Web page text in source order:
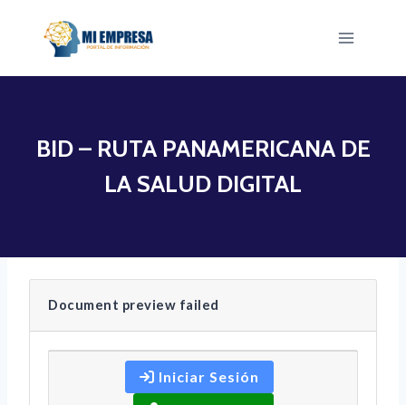
BID – RUTA PANAMERICANA DE
LA SALUD DIGITAL
Document preview failed
Iniciar Sesión